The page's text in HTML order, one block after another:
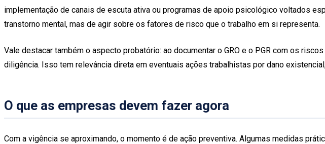
implementação de canais de escuta ativa ou programas de apoio psicológico voltados
transtorno mental, mas de agir sobre os fatores de risco que o trabalho em si representa.
Vale destacar também o aspecto probatório: ao documentar o GRO e o PGR com os
diligência. Isso tem relevância direta em eventuais ações trabalhistas por dano
O que as empresas devem fazer agora
Com a vigência se aproximando, o momento é de ação preventiva. Algumas medidas